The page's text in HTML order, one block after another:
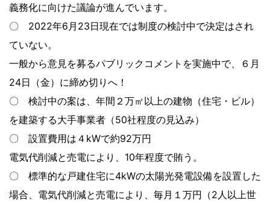
義務化に向けた議論が進んでいます。
〇 2022年6月23日現在では制度の検討中で決定はされ
ていない。
一般から意見を募るパブリックコメントを実施中で、６月
24日（金）に締め切りへ！
〇 検討中の案は、年間２万㎡以上の建物（住宅・ビル）
を建築する大手事業者（50社程度の見込み）
〇 設置費用は４kWで約92万円
電気代削減と売電により、10年程度で賄う。
〇 標準的な戸建住宅に4kWの太陽光発電設備を設置した
場合、電気代削減と売電により、毎月１万円（2人以上世